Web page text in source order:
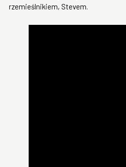
rzemieślnikiem, Stevem.